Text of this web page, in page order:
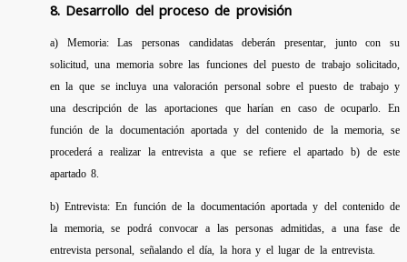
8. Desarrollo del proceso de provisión
a) Memoria: Las personas candidatas deberán presentar, junto con su
solicitud, una memoria sobre las funciones del puesto de trabajo solicitado,
en la que se incluya una valoración personal sobre el puesto de trabajo y
una descripción de las aportaciones que harían en caso de ocuparlo. En
función de la documentación aportada y del contenido de la memoria, se
procederá a realizar la entrevista a que se refiere el apartado b) de este
apartado 8.
b) Entrevista: En función de la documentación aportada y del contenido de
la memoria, se podrá convocar a las personas admitidas, a una fase de
entrevista personal, señalando el día, la hora y el lugar de la entrevista.